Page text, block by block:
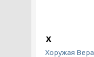
Х
Хоружая Вера